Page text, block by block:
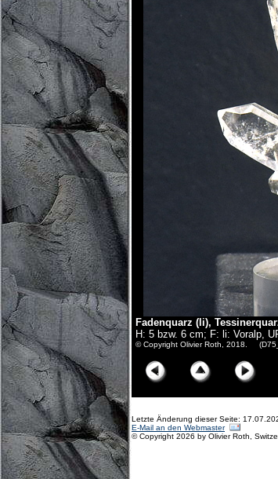
Fadenquarz (li),
H: 5 bzw. 6 cm; F: li: Voralp,
© Copyright Olivier Roth, 2018.
Letzte Änderung dieser Seite:
E-Mail an den Webmaster
© Copyright 2026 by Olivier Roth,